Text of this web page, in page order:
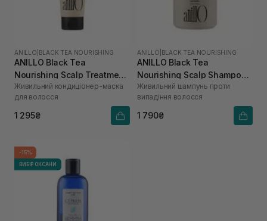
ANILLO BLACK TEA NOURISHING
ANILLO Black Tea
Nourishing Scalp Treatment
150 мл
Живильний кондиціонер-маска
для волосся
1 295₴
ANILLO BLACK TEA NOURISHING
ANILLO Black Tea
Nourishing Scalp Shampoo
450 мл
Живильний шампунь проти
випадіння волосся
1 790₴
-15%
ВИБІР ОКСАНИ